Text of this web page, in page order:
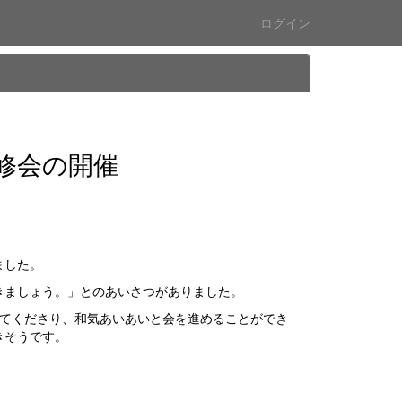
ログイン
会の開催
た。
ょう。」とのあいさつがありました。
くださり、和気あいあいと会を進めることができ
うです。